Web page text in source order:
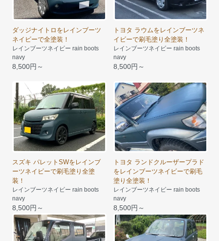
ダッジナイトロをレインブーツ
ネイビーで全塗装！
レインブーツネイビー rain boots
navy
8,500円～
トヨタ ラウムをレインブーツネ
イビーで刷毛塗り全塗装！
レインブーツネイビー rain boots
navy
8,500円～
スズキ パレットSWをレインブ
ーツネイビーで刷毛塗り全塗
装！
レインブーツネイビー rain boots
navy
8,500円～
トヨタ ランドクルーザープラド
をレインブーツネイビーで刷毛
塗り全塗装！
レインブーツネイビー rain boots
navy
8,500円～